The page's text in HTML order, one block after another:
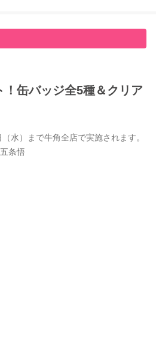
缶バッジ全5種＆クリア
水）まで牛角全店で実施されます。
条悟